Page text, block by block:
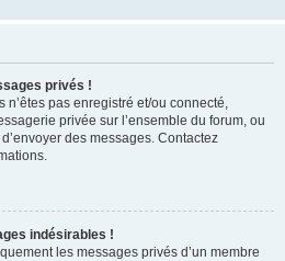
privés !
n’êtes pas enregistré et/ou connecté,
privée sur l’ensemble du forum, ou
des messages. Contactez
indésirables !
les messages privés d’un membre